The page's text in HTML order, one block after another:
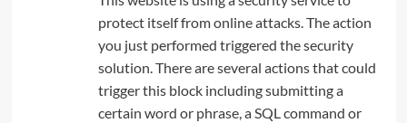
protect itself from online attacks. The action
you just performed triggered the security
solution. There are several actions that could
trigger this block including submitting a
certain word or phrase, a SQL command or